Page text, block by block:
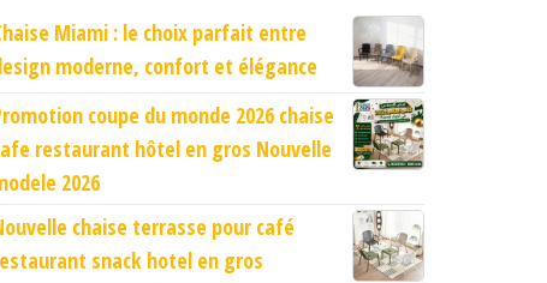
Miami : le choix parfait entre
moderne, confort et élégance
coupe du monde 2026 chaise
restaurant hôtel en gros Nouvelle
2026
chaise terrasse pour café
snack hotel en gros